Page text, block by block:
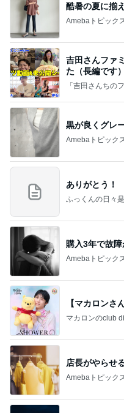
酷暑の夏に揃
Amebaトピック
吉田さんファ
た（長編です）
「吉田さんちの
黒が良くグレ
Amebaトピック
ありがとう！
ふっくんの日々是好日 布川敏和オフィ
購入3年で故
Amebaトピック
【マカロンさ
マカロンのclub
店長がやらせ
Amebaトピック